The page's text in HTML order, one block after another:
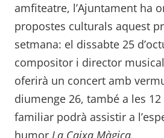
amfiteatre, l’Ajuntament ha
propostes culturals aquest
setmana: el dissabte 25
compositor i director
oferirà un concert amb
diumenge 26, també a les
familiar podrà assistir a
humor La Caixa Màgica.